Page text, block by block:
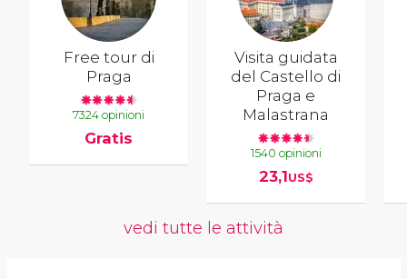
Free tour di
Praga
7324 opinioni
Gratis
Visita guidata
del Castello di
Praga e
Malastrana
1540 opinioni
23,1US$
vedi tutte le attività